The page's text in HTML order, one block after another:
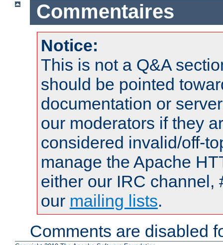
Commentaires
Notice:
This is not a Q&A
should be pointed
documentation or
our moderators if they
considered invalid/off-
manage the Apache
either our IRC channel,
our mailing lists.
Comments are disabled